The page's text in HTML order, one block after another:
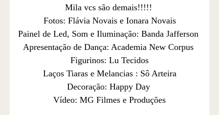
Mila vcs são demais!!!!!
Fotos: Flávia Novais e Ionara Novais
Painel de Led, Som e Iluminação: Banda Jafferson
Apresentação de Dança: Academia New Corpus
Figurinos: Lu Tecidos
Laços Tiaras e Melancias : Sô Arteira
Decoração: Happy Day
Vídeo: MG Filmes e Produções